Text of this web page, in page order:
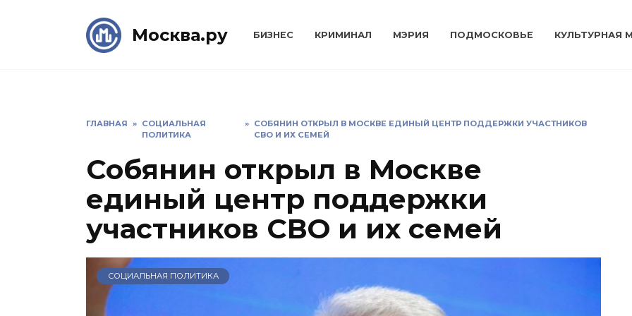
Москва.ру БИЗНЕС КРИМИНАЛ МЭРИЯ ПОДМОСКОВЬЕ КУЛЬТУРНАЯ
ГЛАВНАЯ » СОЦИАЛЬНАЯ
ПОЛИТИКА
» СОБЯНИН ОТКРЫЛ В МОСКВЕ ЕДИНЫЙ ЦЕНТР ПОДДЕРЖКИ УЧАСТНИКОВ
СВО И ИХ СЕМЕЙ
Собянин открыл в Москве
единый центр поддержки
участников СВО и их семей
СОЦИАЛЬНАЯ ПОЛИТИКА